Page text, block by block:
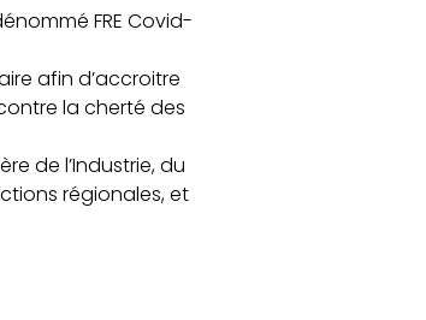
FRE Covid-
afin d’accroitre
la cherté des
de l’Industrie, du
régionales, et